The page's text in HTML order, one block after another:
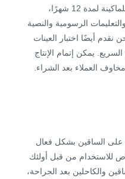
شاملاً لما بعد البيع، مع ضمان كامل للماكينة لمدة 12 شهرًا،
الرسومية والنصية
نقدم أيضًا اختبار العينات
يمكن إتمام الإنتاج
على الساقين بشكل فعال
للاستخدام من قبل أولئك
والكاحلين بعد الجراحة،